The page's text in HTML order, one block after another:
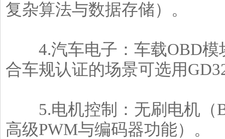
复杂算法与数据存储）。
4.汽车电子：车载OBD模
合车规认证的场景可选用
5.电机控制：无刷电机（
高级PWM与编码器功能）。